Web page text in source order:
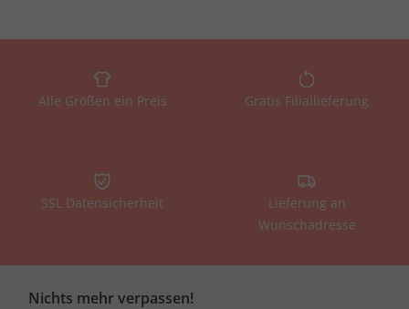
Alle Größen ein Preis Gratis Filiallieferung
SSL Datensicherheit
Lieferung an
Wunschadresse
Nichts mehr verpassen!